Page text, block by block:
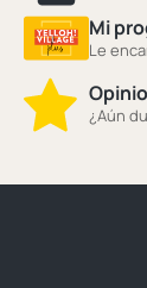
Mi
Le
¿Aún